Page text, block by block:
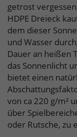
getrost
HDPE Dreieck
dem dieser
und Wasser
Dauer an heißen
das Sonnenlicht
bietet einen
von ca 220 g/m²
über
oder Rutsche, zu